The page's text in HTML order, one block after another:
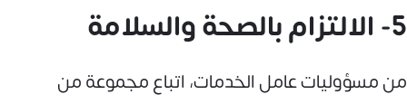
5- الالتزام بالصحة والسلامة
من مسؤوليات عامل الخدمات، اتباع مجموعة من